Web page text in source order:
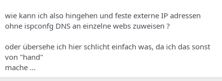
wie kann ich also hingehen und feste externe IP adressen
ohne ispconfg DNS an einzelne webs zuweisen ?
oder übersehe ich hier schlicht einfach was, da ich das sonst
von "hand"
mache ...